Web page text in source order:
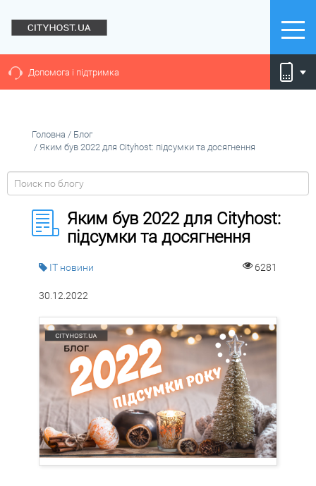
Допомога і підтримка
Головна / Блог
/ Яким був 2022 для Cityhost: підсумки та досягнення
Яким був 2022 для Cityhost:
підсумки та досягнення
IT новини 6281
30.12.2022